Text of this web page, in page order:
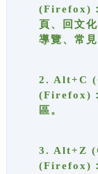
(Firefox)
頁、回文
導覽、常見
2. Alt+C
(Firefox)
區。
3. Alt+Z
(Firefox)